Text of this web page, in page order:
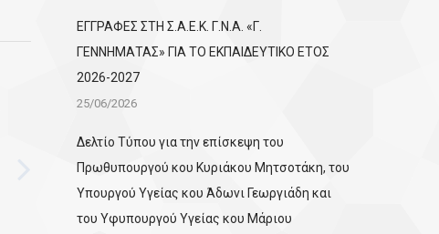
ΕΓΓΡΑΦΕΣ ΣΤΗ Σ.Α.Ε.Κ. Γ.Ν.Α. «Γ.
ΓΕΝΝΗΜΑΤΑΣ» ΓΙΑ ΤΟ ΕΚΠΑΙΔΕΥΤΙΚΟ ΕΤΟΣ
2026-2027
25/06/2026
Δελτίο Τύπου για την επίσκεψη του
Πρωθυπουργού κου Κυριάκου Μητσοτάκη, του
Υπουργού Υγείας κου Άδωνι Γεωργιάδη και
του Υφυπουργού Υγείας κου Μάριου